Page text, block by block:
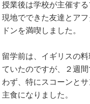
授業後は学校が主催す
現地でできた友達とア
ドンを満喫しました。
留学前は、イギリスの
ていたのですが、２週
わず、特にスコーンと
主食になりました。